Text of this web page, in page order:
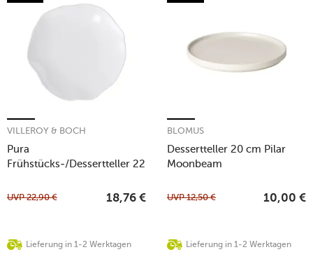
Pura
Frühstücks-/Dessertteller 22
VILLEROY & BOCH
Lieferung in 1-2 Werktagen
UVP22,90 € 18,76 €
Dessertteller 20 cm Pilar
Moonbeam
BLOMUS
Lieferung in 1-2 Werktagen
UVP12,50 € 10,00 €